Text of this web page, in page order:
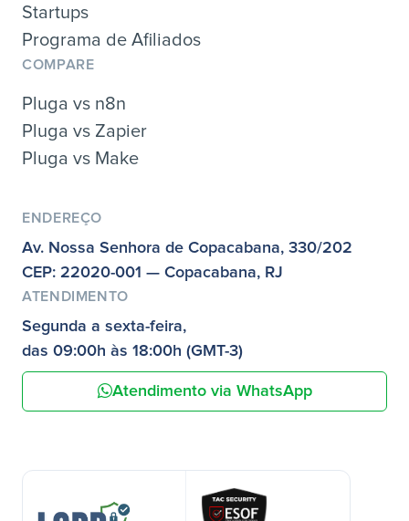
Startups
Programa de Afiliados
COMPARE
Pluga vs n8n
Pluga vs Zapier
Pluga vs Make
ENDEREÇO
Av. Nossa Senhora de Copacabana, 330/202
CEP: 22020-001 — Copacabana, RJ
ATENDIMENTO
Segunda a sexta-feira,
das 09:00h às 18:00h (GMT-3)
Atendimento via WhatsApp